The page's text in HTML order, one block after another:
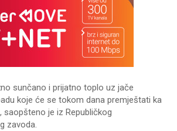
sunčano i prijatno toplo uz jače
koje će se tokom dana premještati ka
saopšteno je iz Republičkog
zavoda.